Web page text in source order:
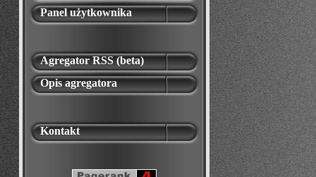
Panel użytkownika
Agregator RSS (beta)
Opis agregatora
Kontakt